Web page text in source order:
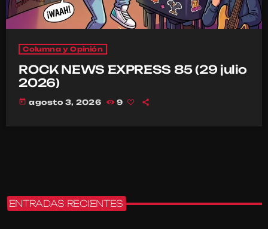
Columna y Opinión
ROCK NEWS EXPRESS 85 (29 julio
2026)
today agosto 3, 2026 9
ENTRADAS RECIENTES